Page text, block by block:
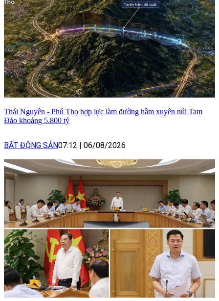
Thái Nguyên - Phú Thọ hợp lực làm đường hầm xuyên núi Tam
Đảo khoảng 5.800 tỷ
BẤT ĐỘNG SẢN07:12 06/08/2026